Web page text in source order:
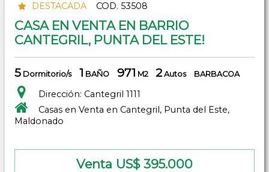
DESTACADA COD. 53508
CASA EN VENTA EN BARRIO
CANTEGRIL, PUNTA DEL ESTE!
5 Dormitorio/s 1 BAÑO 971 M2 2 Autos BARBACOA
Dirección: Cantegril 1111
Casas en Venta en Cantegril, Punta del Este,
Maldonado
Venta US$ 395.000